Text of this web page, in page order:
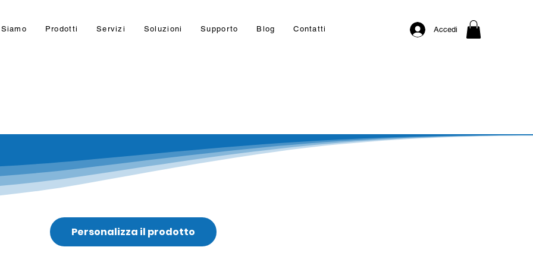
Prodotti Servizi Soluzioni Supporto Blog Contatti Accedi
Personalizza il prodotto